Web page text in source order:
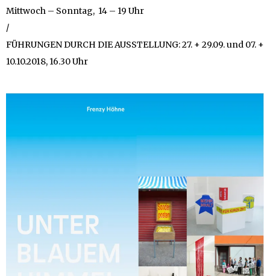
Mittwoch – Sonntag, 14 – 19 Uhr
/
FÜHRUNGEN DURCH DIE AUSSTELLUNG: 27. + 29.09. und 07. +
10.10.2018, 16.30 Uhr